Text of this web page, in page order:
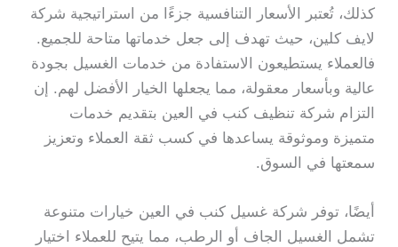
كذلك، تُعتبر الأسعار التنافسية جزءًا من استراتيجية شركة
لايف كلين، حيث تهدف إلى جعل خدماتها متاحة للجميع.
فالعملاء يستطيعون الاستفادة من خدمات الغسيل بجودة
عالية وبأسعار معقولة، مما يجعلها الخيار الأفضل لهم. إن
التزام شركة تنظيف كنب في العين بتقديم خدمات
متميزة وموثوقة يساعدها في كسب ثقة العملاء وتعزيز
سمعتها في السوق.
أيضًا، توفر شركة غسيل كنب في العين خيارات متنوعة
تشمل الغسيل الجاف أو الرطب، مما يتيح للعملاء اختيار